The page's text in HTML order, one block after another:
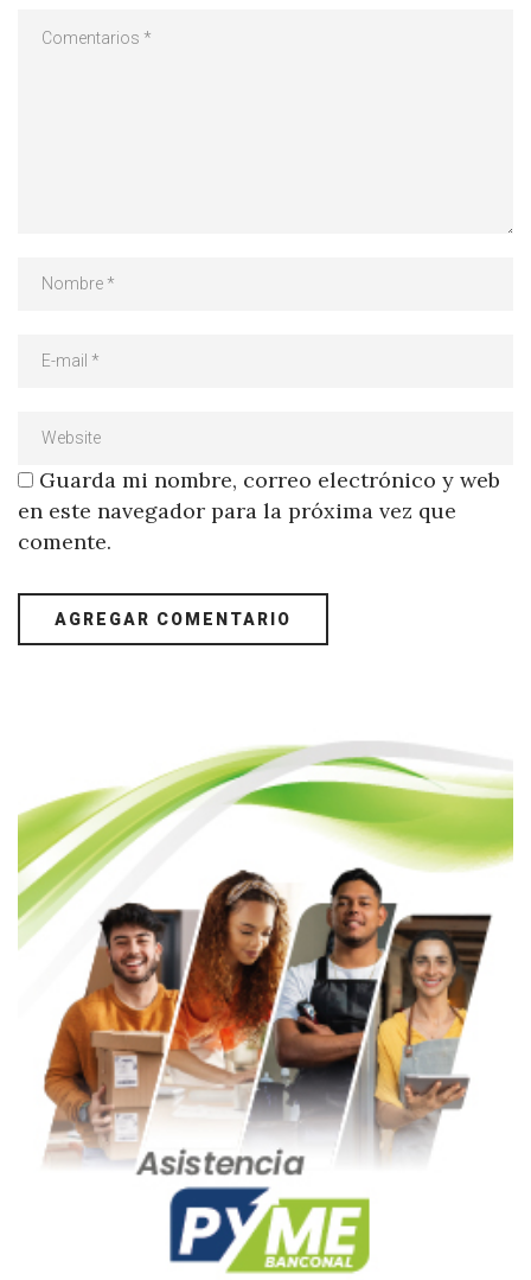
Guarda mi nombre, correo electrónico y web
en este navegador para la próxima vez que
comente.